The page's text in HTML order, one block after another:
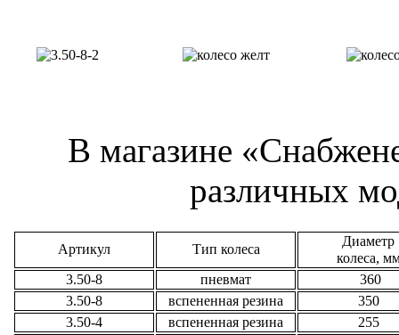
В магазине
различных
Артикул Тип колеса
Диаметр
колеса,
3.50-8
пневмат
360
3.50-8
вспененная резина
350
3.50-4
вспененная резина
255